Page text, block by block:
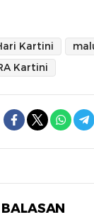
Kartini
Kartini